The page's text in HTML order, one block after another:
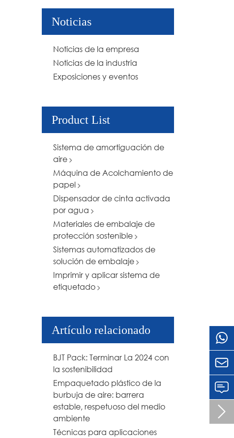
Noticias
Noticias de la empresa
Noticias de la industria
Exposiciones y eventos
Product List
Sistema de amortiguación de
aire
Máquina de Acolchamiento de
papel
Dispensador de cinta activada
por agua
Materiales de embalaje de
protección sostenible
Sistemas automatizados de
solución de embalaje
Imprimir y aplicar sistema de
etiquetado
Artículo relacionado
BJT Pack: Terminar La 2024 con
la sostenibilidad
Empaquetado plástico de la
burbuja de aire: barrera
estable, respetuoso del medio
ambiente
Técnicas para aplicaciones

